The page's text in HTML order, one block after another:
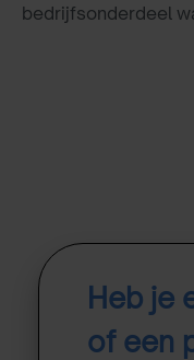
bedrijfsonderdeel
Heb je
of een